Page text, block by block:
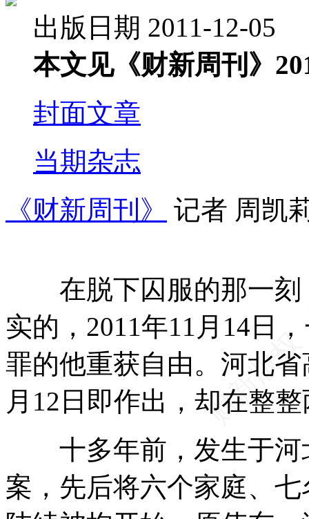
出版日期 2011-12-05
本文见《财新周刊》
封面文章
当期杂志
《财新周刊》
记者 周凯
在脱下囚服的那一刻
实的，2011年11月14日
罪的他重获自由。河北
月12日即作出，却在整
十多年前，发生于河
案，先后将六个家庭、